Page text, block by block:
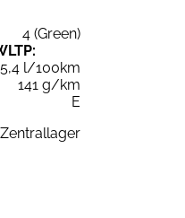
4 (Green)
5,4 l/100km
141 g/km
E
Zentrallager